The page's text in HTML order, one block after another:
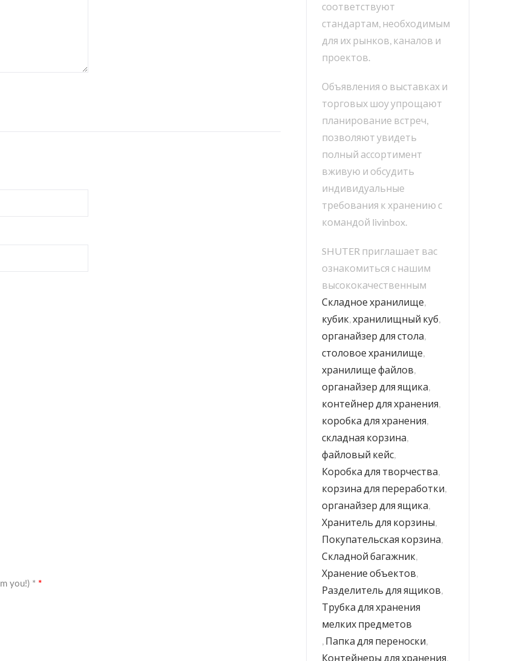
соответствуют
стандартам, необходимым
для их рынков, каналов и
проектов.
Объявления о выставках и
торговых шоу упрощают
планирование встреч,
позволяют увидеть
полный ассортимент
вживую и обсудить
индивидуальные
требования к хранению с
командой livinbox.
SHUTER приглашает вас
ознакомиться с нашим
высококачественным
Складное хранилище,
кубик,хранилищный куб,
органайзер для стола,
столовое хранилище,
хранилище файлов,
органайзер для ящика,
контейнер для хранения,
коробка для хранения,
складная корзина,
файловый кейс,
Коробка для творчества,
корзина для переработки,
органайзер для ящика,
Хранитель для корзины,
Покупательская корзина,
Складной багажник,
Хранение объектов,
Разделитель для ящиков,
Трубка для хранения
мелких предметов
, Папка для переноски,
Контейнеры для хранения,